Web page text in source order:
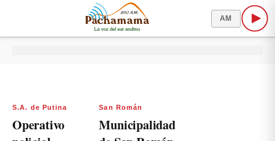
AM
S.A. de Putina
Operativo
San Román
Municipalidad